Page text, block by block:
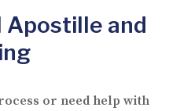
Apostille and
or need help with